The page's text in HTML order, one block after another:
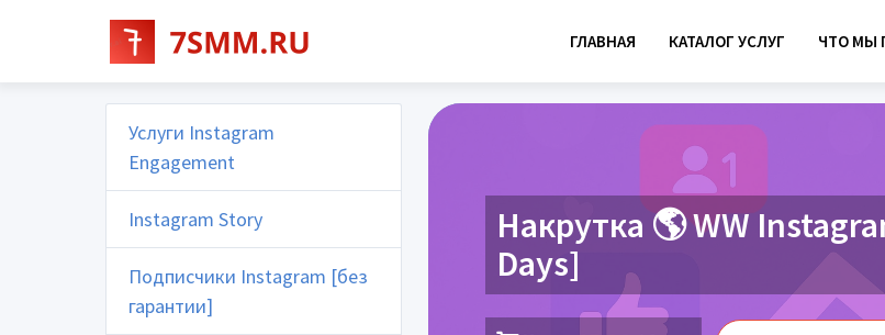
ГЛАВНАЯ КАТАЛОГ УСЛУГ ЧТО МЫ
Услуги Instagram
Engagement
Instagram Story
Подписчики Instagram [без
гарантии]
Накрутка 🌎 WW
Days]